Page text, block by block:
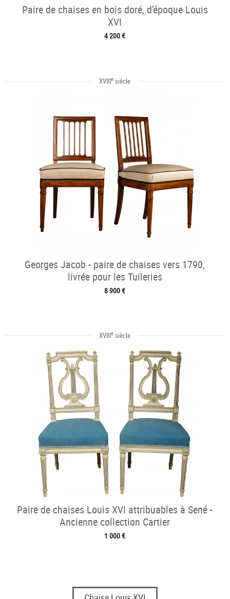
Paire de chaises en bois doré, d'époque Louis
XVI
4 200 €
XVIIIe siècle
Georges Jacob - paire de chaises vers 1790,
livrée pour les Tuileries
8 900 €
XVIIIe siècle
Paire de chaises Louis XVI attribuables à Sené -
Ancienne collection Cartier
1 000 €